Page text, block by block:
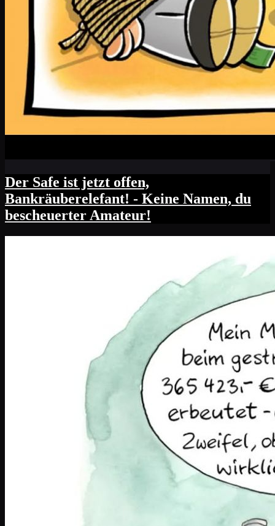
Der Safe ist jetzt offen,
Bankräuberelefant! - Keine Namen, du
bescheuerter Amateur!